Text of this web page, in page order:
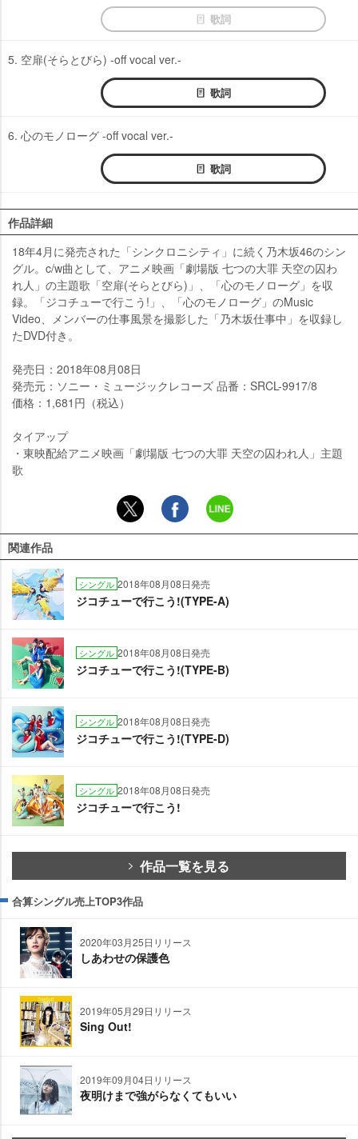
歌詞
5. 空扉(そらとびら) -off vocal ver.-
歌詞
6. 心のモノローグ -off vocal ver.-
歌詞
作品詳細
18年4月に発売された「シンクロニシティ」に続く乃木坂46のシン
グル。c/w曲として、アニメ映画「劇場版 七つの大罪 天空の囚わ
れ人」の主題歌「空扉(そらとびら)」、「心のモノローグ」を収
録。「ジコチューで行こう!」、「心のモノローグ」のMusic
Video、メンバーの仕事風景を撮影した「乃木坂仕事中」を収録し
たDVD付き。
発売日：2018年08月08日
発売元：ソニー・ミュージックレコーズ 品番：SRCL-9917/8
価格：1,681円（税込）
タイアップ
・東映配給アニメ映画「劇場版 七つの大罪 天空の囚われ人」主題
歌
関連作品
シングル 2018年08月08日発売
ジコチューで行こう!(TYPE-A)
シングル 2018年08月08日発売
ジコチューで行こう!(TYPE-B)
シングル 2018年08月08日発売
ジコチューで行こう!(TYPE-D)
シングル 2018年08月08日発売
ジコチューで行こう!
作品一覧を見る
合算シングル売上TOP3作品
2020年03月25日リリース
しあわせの保護色
2019年05月29日リリース
Sing Out!
2019年09月04日リリース
夜明けまで強がらなくてもいい